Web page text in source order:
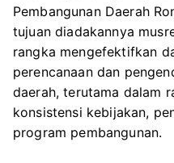
Pembangunan Daerah
tujuan diadakannya
rangka mengefektifkan
perencanaan dan
daerah, terutama dalam
konsistensi kebijakan,
program pembangunan.